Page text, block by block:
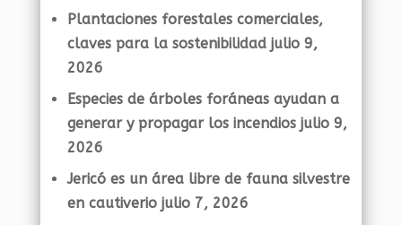
Plantaciones forestales comerciales,
claves para la sostenibilidad julio 9,
2026
Especies de árboles foráneas ayudan a
generar y propagar los incendios julio 9,
2026
Jericó es un área libre de fauna silvestre
en cautiverio julio 7, 2026